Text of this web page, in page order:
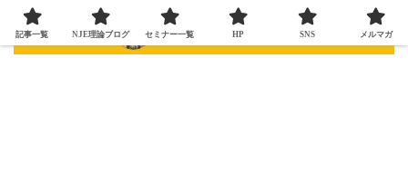
記事一覧 NJE理論ブログ セミナー一覧 HP SNS メルマガ